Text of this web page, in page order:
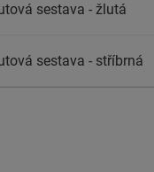
sestava - žlutá
sestava - stříbrná